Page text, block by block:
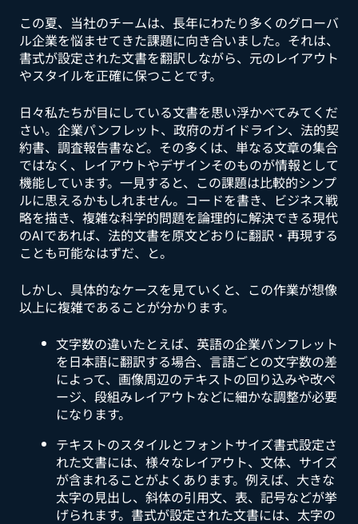
この夏、当社のチームは、長年にわたり多くのグローバ
ル企業を悩ませてきた課題に向き合いました。それは、
書式が設定された文書を翻訳しながら、元のレイアウト
やスタイルを正確に保つことです。
日々私たちが目にしている文書を思い浮かべてみてくだ
さい。企業パンフレット、政府のガイドライン、法的契
約書、調査報告書など。その多くは、単なる文章の集合
ではなく、レイアウトやデザインそのものが情報として
機能しています。一見すると、この課題は比較的シンプ
ルに思えるかもしれません。コードを書き、ビジネス戦
略を描き、複雑な科学的問題を論理的に解決できる現代
のAIであれば、法的文書を原文どおりに翻訳・再現する
ことも可能なはずだ、と。
しかし、具体的なケースを見ていくと、この作業が想像
以上に複雑であることが分かります。
文字数の違いたとえば、英語の企業パンフレット
を日本語に翻訳する場合、言語ごとの文字数の差
によって、画像周辺のテキストの回り込みや改ペ
ージ、段組みレイアウトなどに細かな調整が必要
になります。
テキストのスタイルとフォントサイズ書式設定さ
れた文書には、様々なレイアウト、文体、サイズ
が含まれることがよくあります。例えば、大きな
太字の見出し、斜体の引用文、表、記号などが挙
げられます。書式が設定された文書には、太字の